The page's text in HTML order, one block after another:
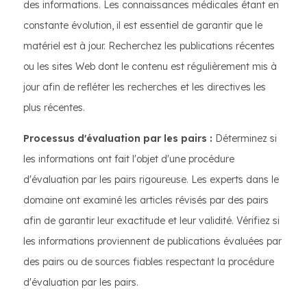
des informations. Les connaissances médicales étant en
constante évolution, il est essentiel de garantir que le
matériel est à jour. Recherchez les publications récentes
ou les sites Web dont le contenu est régulièrement mis à
jour afin de refléter les recherches et les directives les
plus récentes.
Processus d'évaluation par les pairs : Déterminez si
les informations ont fait l'objet d'une procédure
d'évaluation par les pairs rigoureuse. Les experts dans le
domaine ont examiné les articles révisés par des pairs
afin de garantir leur exactitude et leur validité. Vérifiez si
les informations proviennent de publications évaluées par
des pairs ou de sources fiables respectant la procédure
d'évaluation par les pairs.